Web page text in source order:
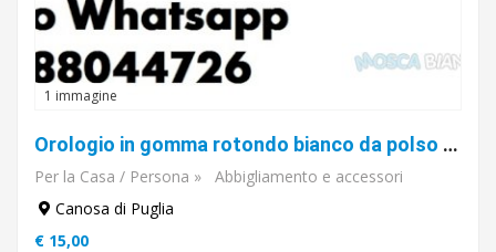
1 immagine
Orologio in gomma rotondo bianco da polso sportivo in silicone
Per la Casa / Persona »
Abbigliamento e accessori
Canosa di Puglia
€ 15,00